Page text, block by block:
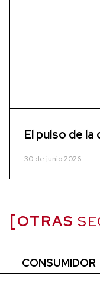
El pulso de
30 de junio 2026
OTRAS
CONSUMIDOR